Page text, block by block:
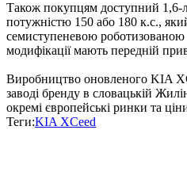
Також покупцям доступний 1,6-
потужністю 150 або 180 к.с.,
семиступеневою роботизованою
модифікації мають передній
Виробництво оновленого KIA
заводі бренду в словацькій
окремі європейські ринки та
Теги:KIA XCeed